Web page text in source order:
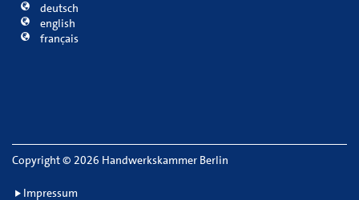
deutsch
english
français
Copyright© 2026 Handwerkskammer Berlin
Impressum